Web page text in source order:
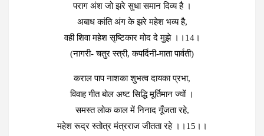
पराग अंश जो झरे सुधा समान दिव्‍य है ।
अबाध कांति अंग के झरे महेश भव्‍य है,
वही शिवा महेश सृष्टिकार मोद दे मुझे ।।14।
(नागरी- चतुर स्‍त्री, कपर्दिनी-माता पार्वती)
कराल पाप नाशका शुभत्‍व दायका प्रभा,
विवाह गीत बोल अष्‍ट सिद्धि मूर्तिमान ज्‍यों ।
समस्‍त लोक काल में निनाद गूँजता रहे,
महेश रूद्र स्‍तोत्र मंत्रराज जीतता रहे ।।15।।